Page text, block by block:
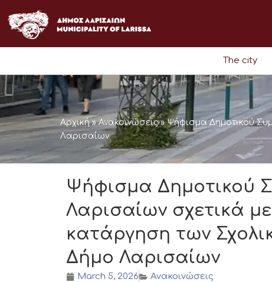
to
content
The city
Αρχική»Ανακοινώσεις»Ψήφισμα Δημοτικού
Λαρισαίων
Ψήφισμα Δημοτικού
Λαρισαίων σχετικά
κατάργηση των
Δήμο Λαρισαίων
March 5, 2026
Ανακοινώσεις